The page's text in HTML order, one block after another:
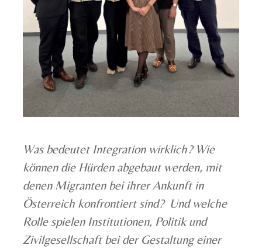
Was bedeutet Integration wirklich? Wie
können die Hürden abgebaut werden, mit
denen Migranten bei ihrer Ankunft in
Österreich konfrontiert sind? Und welche
Rolle spielen Institutionen, Politik und
Zivilgesellschaft bei der Gestaltung einer